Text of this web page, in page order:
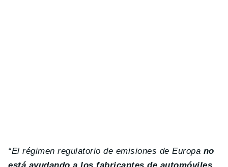
“El régimen regulatorio de emisiones de Europa no